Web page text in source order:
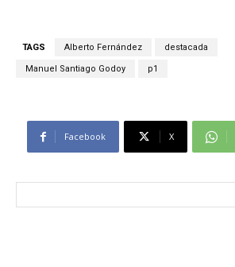
TAGS Alberto Fernández destacada
Manuel Santiago Godoy p1
Facebook X